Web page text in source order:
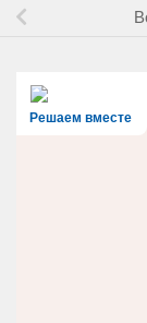
Решаем вместе